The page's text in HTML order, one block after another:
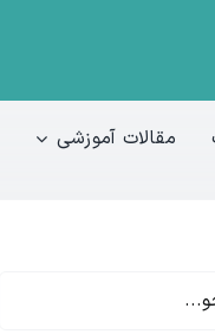
مقالات آموزشی